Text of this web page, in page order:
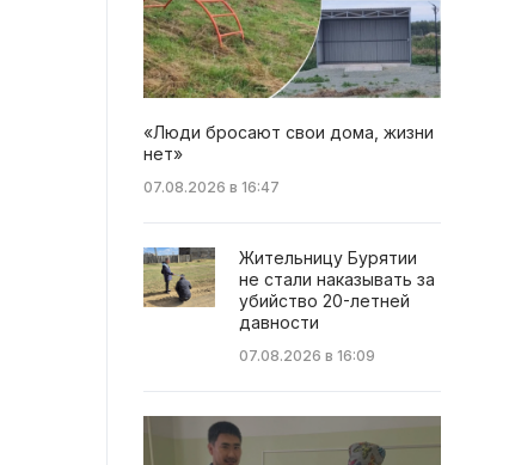
«Люди бросают свои дома, жизни
нет»
07.08.2026 в 16:47
Жительницу Бурятии
не стали наказывать за
убийство 20-летней
давности
07.08.2026 в 16:09